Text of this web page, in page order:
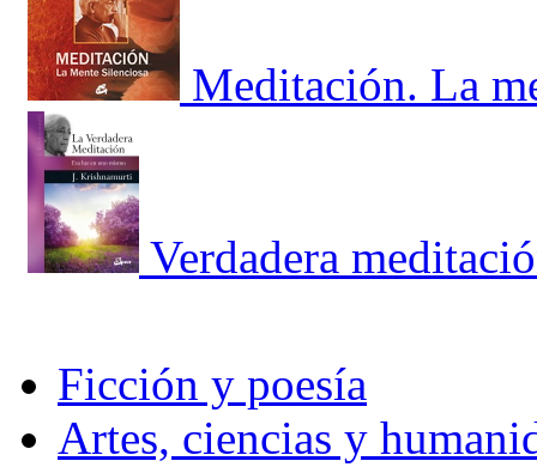
Meditación. La
Verdadera
Ficción y poesía
Artes, ciencias y